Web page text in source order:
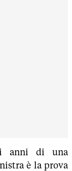
anni di una
è la prova